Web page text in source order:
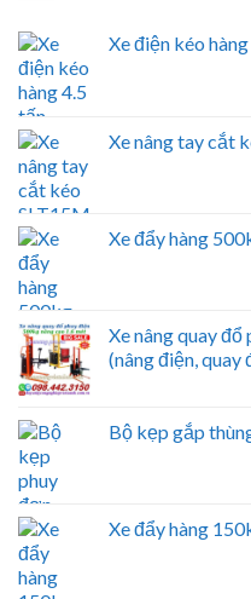
Xe điện kéo
Xe nâng tay cắt
Xe đẩy hàng
Xe nâng quay
(nâng điện, quay
Bộ kẹp gắp
Xe đẩy hàng